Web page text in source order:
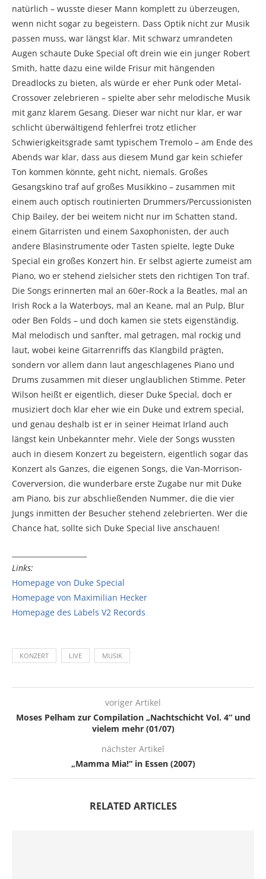
natürlich – wusste dieser Mann komplett zu überzeugen,
wenn nicht sogar zu begeistern. Dass Optik nicht zur Musik
passen muss, war längst klar. Mit schwarz umrandeten
Augen schaute Duke Special oft drein wie ein junger Robert
Smith, hatte dazu eine wilde Frisur mit hängenden
Dreadlocks zu bieten, als würde er eher Punk oder Metal-
Crossover zelebrieren – spielte aber sehr melodische Musik
mit ganz klarem Gesang. Dieser war nicht nur klar, er war
schlicht überwältigend fehlerfrei trotz etlicher
Schwierigkeitsgrade samt typischem Tremolo – am Ende des
Abends war klar, dass aus diesem Mund gar kein schiefer
Ton kommen könnte, geht nicht, niemals. Großes
Gesangskino traf auf großes Musikkino – zusammen mit
einem auch optisch routinierten Drummers/Percussionisten
Chip Bailey, der bei weitem nicht nur im Schatten stand,
einem Gitarristen und einem Saxophonisten, der auch
andere Blasinstrumente oder Tasten spielte, legte Duke
Special ein großes Konzert hin. Er selbst agierte zumeist am
Piano, wo er stehend zielsicher stets den richtigen Ton traf.
Die Songs erinnerten mal an 60er-Rock a la Beatles, mal an
Irish Rock a la Waterboys, mal an Keane, mal an Pulp, Blur
oder Ben Folds – und doch kamen sie stets eigenständig.
Mal melodisch und sanfter, mal getragen, mal rockig und
laut, wobei keine Gitarrenriffs das Klangbild prägten,
sondern vor allem dann laut angeschlagenes Piano und
Drums zusammen mit dieser unglaublichen Stimme. Peter
Wilson heißt er eigentlich, dieser Duke Special, doch er
musiziert doch klar eher wie ein Duke und extrem special,
und genau deshalb ist er in seiner Heimat Irland auch
längst kein Unbekannter mehr. Viele der Songs wussten
auch in diesem Konzert zu begeistern, eigentlich sogar das
Konzert als Ganzes, die eigenen Songs, die Van-Morrison-
Coverversion, die wunderbare erste Zugabe nur mit Duke
am Piano, bis zur abschließenden Nummer, die die vier
Jungs inmitten der Besucher stehend zelebrierten. Wer die
Chance hat, sollte sich Duke Special live anschauen!
Links:
Homepage von Duke Special
Homepage von Maximilian Hecker
Homepage des Labels V2 Records
KONZERT LIVE MUSIK
voriger Artikel
Moses Pelham zur Compilation „Nachtschicht Vol. 4“ und
vielem mehr (01/07)
nächster Artikel
„Mamma Mia!“ in Essen (2007)
RELATED ARTICLES